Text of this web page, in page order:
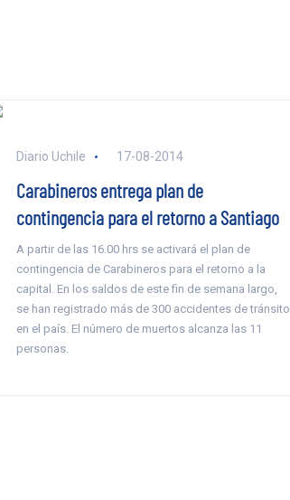
Diario Uchile 17-08-2014
Carabineros entrega plan de
contingencia para el retorno a Santiago
A partir de las 16.00 hrs se activará el plan de
contingencia de Carabineros para el retorno a la
capital. En los saldos de este fin de semana largo,
se han registrado más de 300 accidentes de tránsito
en el país. El número de muertos alcanza las 11
personas.